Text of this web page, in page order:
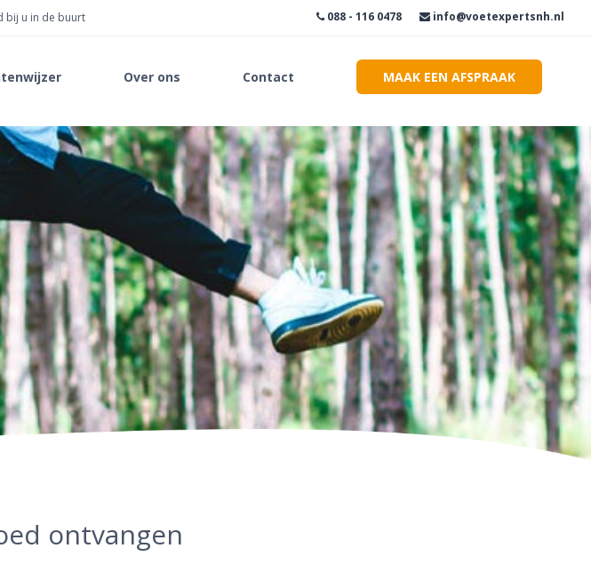
bij u in de buurt 088 - 116 0478 info@voetexpertsnh.nl
Over ons Contact MAAK EEN AFSPRAAK
ontvangen